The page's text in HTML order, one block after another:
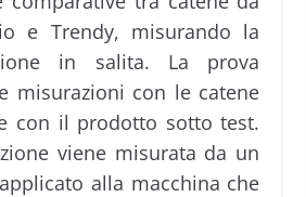
e Trendy, misurando la
in salita. La prova
misurazioni con le catene
con il prodotto sotto test.
viene misurata da un
alla macchina che